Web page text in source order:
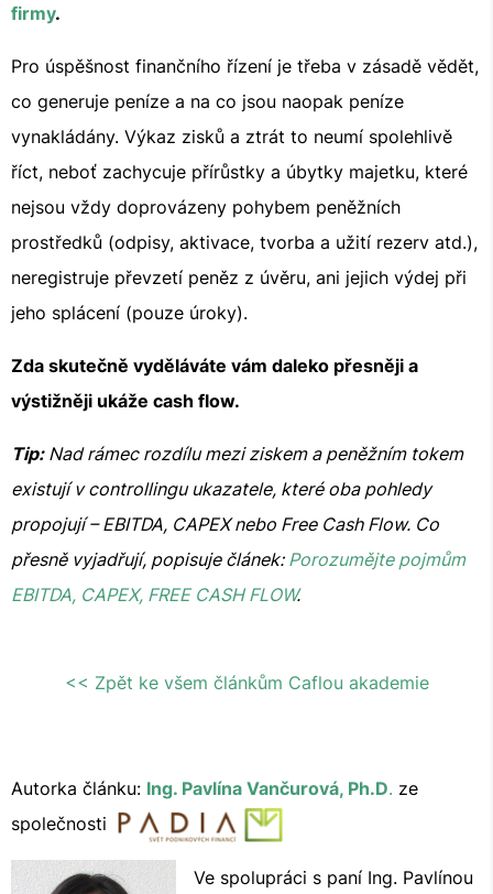
firmy.
Pro úspěšnost finančního řízení je třeba v zásadě vědět,
co generuje peníze a na co jsou naopak peníze
vynakládány. Výkaz zisků a ztrát to neumí spolehlivě
říct, neboť zachycuje přírůstky a úbytky majetku, které
nejsou vždy doprovázeny pohybem peněžních
prostředků (odpisy, aktivace, tvorba a užití rezerv atd.),
neregistruje převzetí peněz z úvěru, ani jejich výdej při
jeho splácení (pouze úroky).
Zda skutečně vyděláváte vám daleko přesněji a
výstižněji ukáže cash flow.
Tip: Nad rámec rozdílu mezi ziskem a peněžním tokem
existují v controllingu ukazatele, které oba pohledy
propojují – EBITDA, CAPEX nebo Free Cash Flow. Co
přesně vyjadřují, popisuje článek: Porozumějte pojmům
EBITDA, CAPEX, FREE CASH FLOW.
<< Zpět ke všem článkům Caflou akademie
Autorka článku: Ing. Pavlína Vančurová, Ph.D. ze
společnosti
Ve spolupráci s paní Ing. Pavlínou